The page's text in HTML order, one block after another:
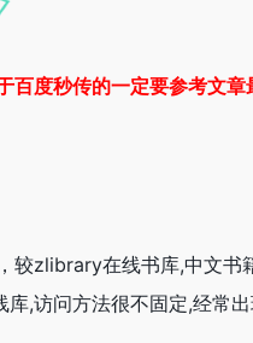
度秒传的一定要参考文
zlibrary在线书库,中文书
,访问方法很不固定,经常